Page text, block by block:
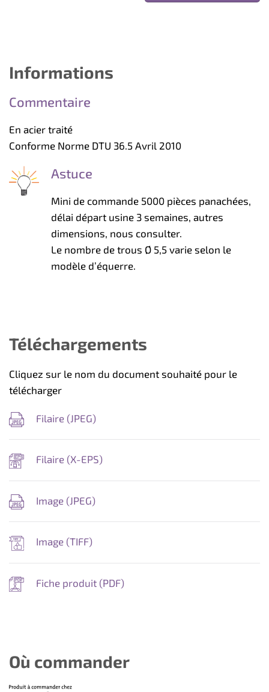
Informations
Commentaire
En acier traité
Conforme Norme DTU 36.5 Avril 2010
Astuce
Mini de commande 5000 pièces panachées,
délai départ usine 3 semaines, autres
dimensions, nous consulter.
Le nombre de trous Ø 5,5 varie selon le
modèle d’équerre.
Téléchargements
Cliquez sur le nom du document souhaité pour le
télécharger
Filaire (JPEG)
Filaire (X-EPS)
Image (JPEG)
Image (TIFF)
Fiche produit (PDF)
Où commander